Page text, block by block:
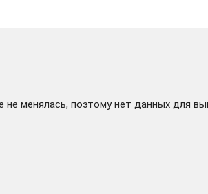
менялась, поэтому нет данных для